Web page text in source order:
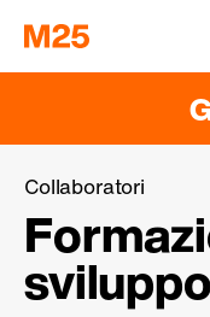
Collaboratori
sviluppo